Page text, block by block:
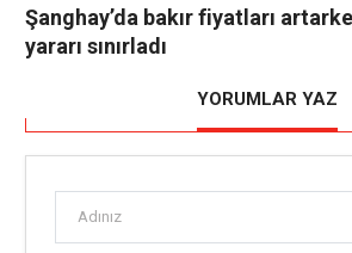
Şanghay’da bakır fiyatları
yararı sınırladı
YORUMLAR YAZ